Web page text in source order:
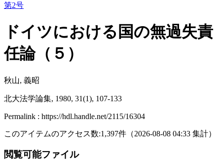
第2号
ドイツにおける国の無過失責
任論（５）
秋山, 義昭
北大法学論集, 1980, 31(1), 107-133
Permalink : https://hdl.handle.net/2115/16304
このアイテムのアクセス数:1,397件 （2026-08-08 04:33 集計）
閲覧可能ファイル